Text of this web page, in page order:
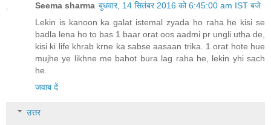
Seema sharma बुधवार, 14 सितंबर 2016 को 6:45:00 am IST बजे
Lekin is kanoon ka galat istemal zyada ho raha he kisi se
badla lena ho to bas 1 baar orat oos aadmi pr ungli utha de,
kisi ki life khrab krne ka sabse aasaan trika. 1 orat hote hue
mujhe ye likhne me bahot bura lag raha he, lekin yhi sach
he.
जवाब दें
उत्तर